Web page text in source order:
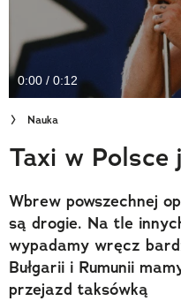
Newsletter
Cuda Polski
Wielki Konkurs Fotograficzny
Trendbook Podróżniczy
Polecane
0:00 / 0:12
Nauka
Taxi w Polsce
Wbrew powszechnej
są drogie. Na tle
wypadamy wręcz
Bułgarii i Rumunii
przejazd taksówką